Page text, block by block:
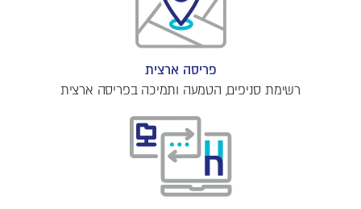
פריסה ארצית
רשימת סניפים, הטמעה ותמיכה בפריסה ארצית